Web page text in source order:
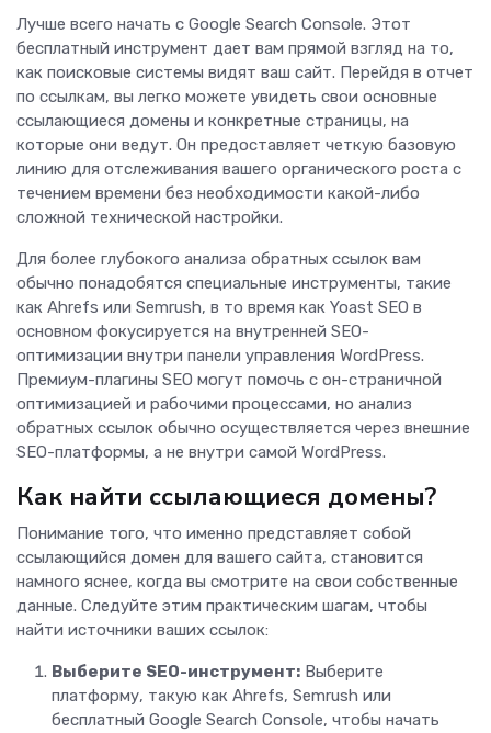
Лучше всего начать с Google Search Console. Этот
бесплатный инструмент дает вам прямой взгляд на то,
как поисковые системы видят ваш сайт. Перейдя в отчет
по ссылкам, вы легко можете увидеть свои основные
ссылающиеся домены и конкретные страницы, на
которые они ведут. Он предоставляет четкую базовую
линию для отслеживания вашего органического роста с
течением времени без необходимости какой-либо
сложной технической настройки.
Для более глубокого анализа обратных ссылок вам
обычно понадобятся специальные инструменты, такие
как Ahrefs или Semrush, в то время как Yoast SEO в
основном фокусируется на внутренней SEO-
оптимизации внутри панели управления WordPress.
Премиум-плагины SEO могут помочь с он-страничной
оптимизацией и рабочими процессами, но анализ
обратных ссылок обычно осуществляется через внешние
SEO-платформы, а не внутри самой WordPress.
Как найти ссылающиеся домены?
Понимание того, что именно представляет собой
ссылающийся домен для вашего сайта, становится
намного яснее, когда вы смотрите на свои собственные
данные. Следуйте этим практическим шагам, чтобы
найти источники ваших ссылок:
Выберите SEO-инструмент: Выберите
платформу, такую как Ahrefs, Semrush или
бесплатный Google Search Console, чтобы начать